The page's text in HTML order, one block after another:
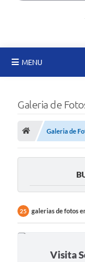
MENU
Proposições
Legislação
Arquivos
Galeria de
Galeria de
25 galerias de fotos
Visita